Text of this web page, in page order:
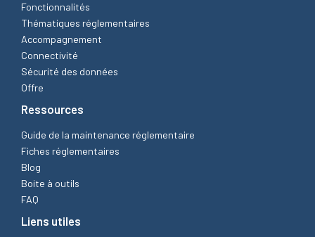
Fonctionnalités
Thématiques réglementaires
Accompagnement
Connectivité
Sécurité des données
Offre
Ressources
Guide de la maintenance réglementaire
Fiches réglementaires
Blog
Boite à outils
FAQ
Liens utiles